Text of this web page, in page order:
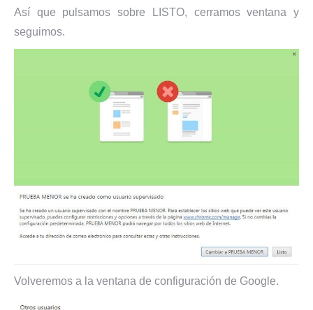
Así que pulsamos sobre LISTO, cerramos ventana y
seguimos.
Volveremos a la ventana de configuración de Google.